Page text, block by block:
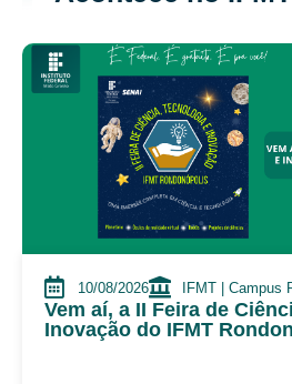
10/08/2026 IFMT | Campus
Vem aí, a II Feira de
Inovação do IFMT